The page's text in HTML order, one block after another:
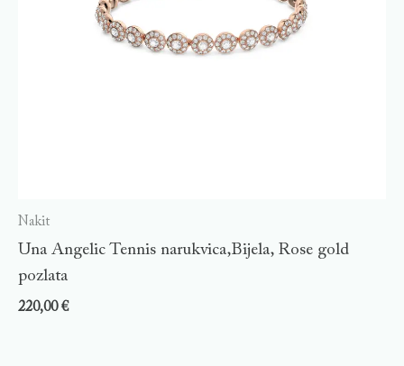
Nakit
Una Angelic Tennis narukvica,Bijela, Rose gold
pozlata
220,00€